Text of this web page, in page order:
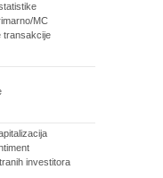
MC
transakcije
investitora